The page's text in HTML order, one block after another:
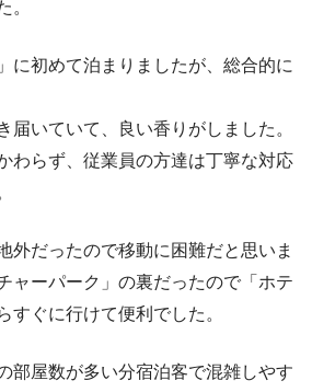
。
に初めて泊まりましたが、総合的に
届いていて、良い香りがしました。
わらず、従業員の方達は丁寧な対応
外だったので移動に困難だと思いま
ャーパーク」の裏だったので「ホテ
すぐに行けて便利でした。
部屋数が多い分宿泊客で混雑しやす